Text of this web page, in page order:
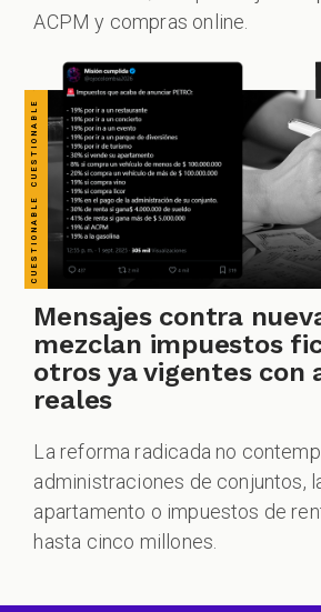
ACPM y compras online.
Mensajes contra
mezclan impuestos
otros ya vigentes con
reales
La reforma radicada no
administraciones de conjuntos,
apartamento o impuestos de
hasta cinco millones.